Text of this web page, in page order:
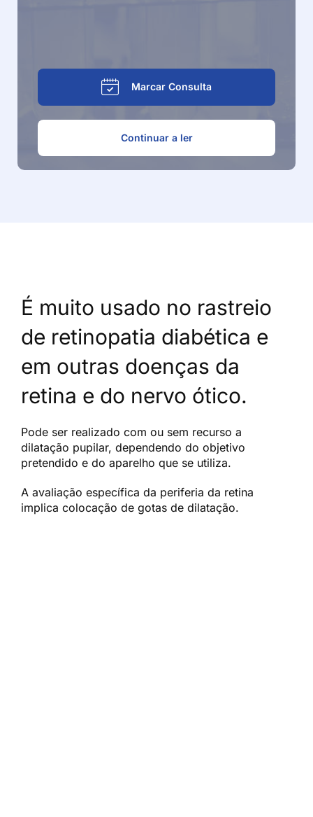
Marcar Consulta
Continuar a ler
É muito usado no rastreio
de retinopatia diabética e
em outras doenças da
retina e do nervo ótico.
Pode ser realizado com ou sem recurso a
dilatação pupilar, dependendo do objetivo
pretendido e do aparelho que se utiliza.
A avaliação específica da periferia da retina
implica colocação de gotas de dilatação.